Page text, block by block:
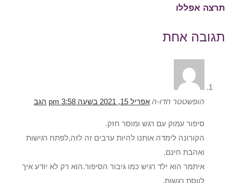
תרצה אפללו
תגובה אחת
הופשטטר חדו-ה אפריל 15, 2021 בשעה 3:58 pm הגב
סיפור עמוק עם רגש ומוסר חזק.
הקורונה לימדה אותנו להיות ערבים זה לזה,לפתח רגישות
ואהבת חינם.
איתמר הוא ילד רגיש כמו גיבור הסיפור.הוא רק לא יודע איך
לווסת רגשות.